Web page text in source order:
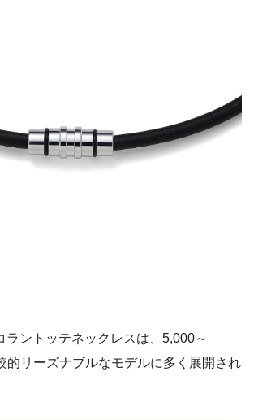
ラントッテネックレスは、5,000～
的リーズナブルなモデルに多く展開され